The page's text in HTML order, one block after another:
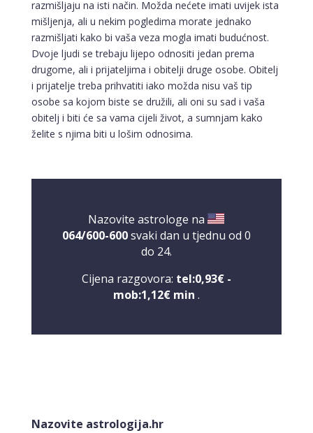
razmišljaju na isti način. Možda nećete imati uvijek ista
mišljenja, ali u nekim pogledima morate jednako
razmišljati kako bi vaša veza mogla imati budućnost.
Dvoje ljudi se trebaju lijepo odnositi jedan prema
drugome, ali i prijateljima i obitelji druge osobe. Obitelj
i prijatelje treba prihvatiti iako možda nisu vaš tip
osobe sa kojom biste se družili, ali oni su sad i vaša
obitelj i biti će sa vama cijeli život, a sumnjam kako
želite s njima biti u lošim odnosima.
Nazovite astrologe na
064/600-600svaki dan u tjednu od 0
do 24.
Cijena razgovora: tel:0,93€ -
mob:1,12€ min .
Nazovite astrologija.hr
Tarot savjetnik je zauzet